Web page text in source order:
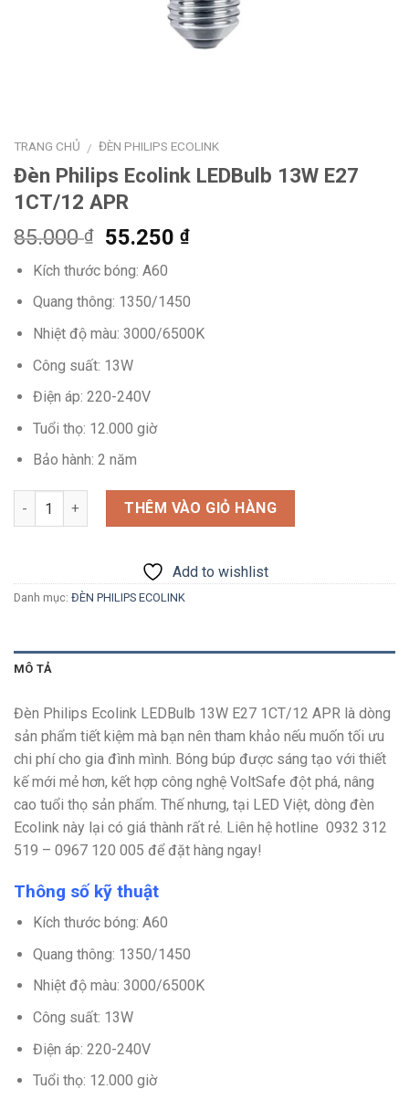
TRANG CHỦ / ĐÈN PHILIPS ECOLINK
Đèn Philips Ecolink LEDBulb 13W E27
1CT/12 APR
85.000₫
Giá
gốc
là:
85.000 ₫.
55.250₫Giá
là:
55.250 ₫.
Kích thước bóng: A60
Quang thông: 1350/1450
Nhiệt độ màu: 3000/6500K
Công suất: 13W
Điện áp: 220-240V
Tuổi thọ: 12.000 giờ
Bảo hành: 2 năm
Số lượng THÊM VÀO GIỎ HÀNG
Add to wishlist
Danh mục: ĐÈN PHILIPS ECOLINK
MÔ TẢ
Đèn Philips Ecolink LEDBulb 13W E27 1CT/12 APR là dòng
sản phẩm tiết kiệm mà bạn nên tham khảo nếu muốn tối ưu
chi phí cho gia đình mình. Bóng búp được sáng tạo với thiết
kế mới mẻ hơn, kết hợp công nghệ VoltSafe đột phá, nâng
cao tuổi thọ sản phẩm. Thế nhưng, tại LED Việt, dòng đèn
Ecolink này lại có giá thành rất rẻ. Liên hệ hotline 0932 312
519 – 0967 120 005 để đặt hàng ngay!
Thông số kỹ thuật
Kích thước bóng: A60
Quang thông: 1350/1450
Nhiệt độ màu: 3000/6500K
Công suất: 13W
Điện áp: 220-240V
Tuổi thọ: 12.000 giờ